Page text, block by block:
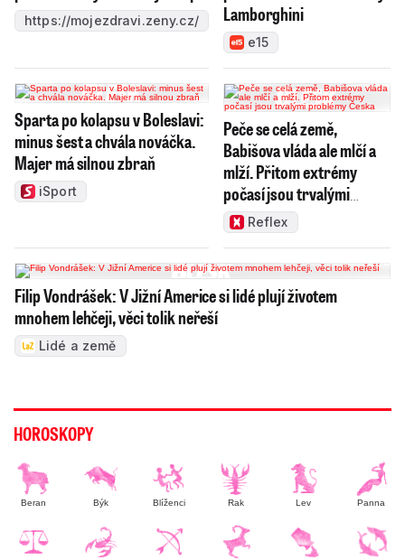
https://mojezdravi.zeny.cz/
Lamborghini
e15
Sparta po kolapsu v Boleslavi:
minus šest a chvála nováčka.
Majer má silnou zbraň
iSport
Peče se celá země,
Babišova vláda ale mlčí a
mlží. Přitom extrémy
počasí jsou trvalými
problémy Česka
Reflex
Filip Vondrášek: V Jižní Americe si lidé plují životem
mnohem lehčeji, věci tolik neřeší
Lidé a země
HOROSKOPY
Beran Býk Blíženci Rak Lev Panna